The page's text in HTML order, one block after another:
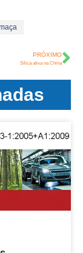
PRÓXIMO
Sílica ativa na China